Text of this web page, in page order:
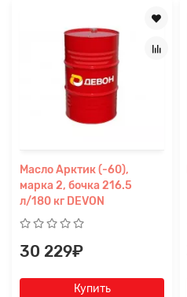
Масло Арктик (-60),
марка 2, бочка 216.5
л/180 кг DEVON
30 229₽
Купить